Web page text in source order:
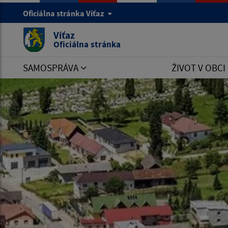
Oficiálna stránka Víťaz
Víťaz
Oficiálna stránka
SAMOSPRÁVA ŽIVOT V OBCI